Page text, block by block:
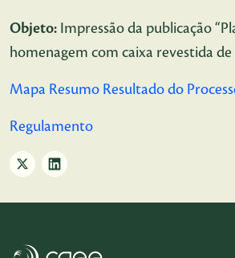
Objeto: Impressão da publicação
homenagem com caixa revestida de
Mapa Resumo Resultado do
Regulamento